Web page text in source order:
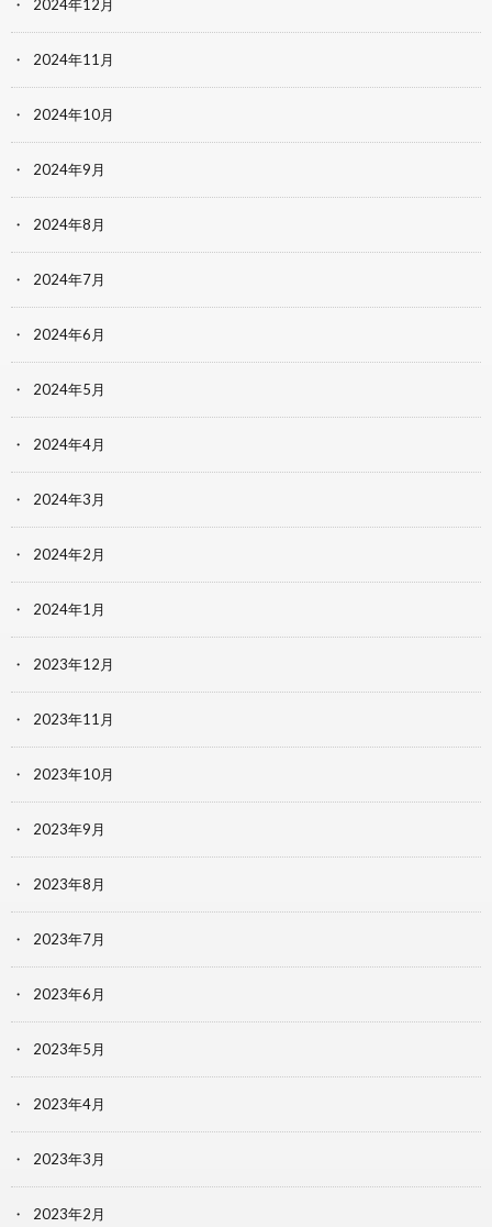
2024年12月
2024年11月
2024年10月
2024年9月
2024年8月
2024年7月
2024年6月
2024年5月
2024年4月
2024年3月
2024年2月
2024年1月
2023年12月
2023年11月
2023年10月
2023年9月
2023年8月
2023年7月
2023年6月
2023年5月
2023年4月
2023年3月
2023年2月